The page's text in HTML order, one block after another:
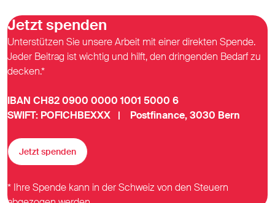
Jetzt spenden
Unterstützen Sie unsere Arbeit mit einer direkten Spende.
Jeder Beitrag ist wichtig und hilft, den dringenden Bedarf zu
decken.*
IBAN CH82 0900 0000 1001 5000 6
SWIFT: POFICHBEXXX | Postfinance, 3030 Bern
Jetzt spenden
* Ihre Spende kann in der Schweiz von den Steuern